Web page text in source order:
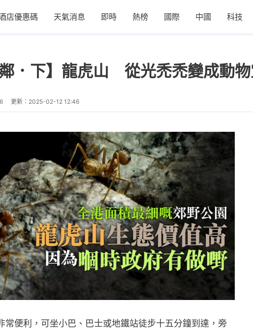
店優惠碼 天氣消息 即時 熱榜 國際 中國 科技
鄰．下】龍虎山 從光禿禿變成動
更新： 2025-02-12 12:46
常便利，可坐小巴、巴士或地鐵站徒步十五分鐘到達，旁